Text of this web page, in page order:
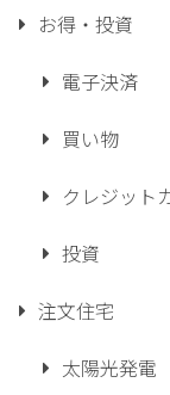
お得・投資
電子決済
買い物
クレジット
投資
注文住宅
太陽光発電